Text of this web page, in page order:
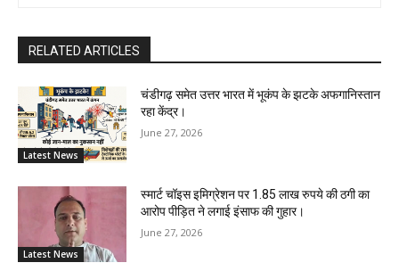
RELATED ARTICLES
Latest News
चंडीगढ़ समेत उत्तर भारत में भूकंप के झटके अफगानिस्तान
रहा केंद्र।
June 27, 2026
Latest News
स्मार्ट चॉइस इमिग्रेशन पर 1.85 लाख रुपये की ठगी का
आरोप पीड़ित ने लगाई इंसाफ की गुहार।
June 27, 2026